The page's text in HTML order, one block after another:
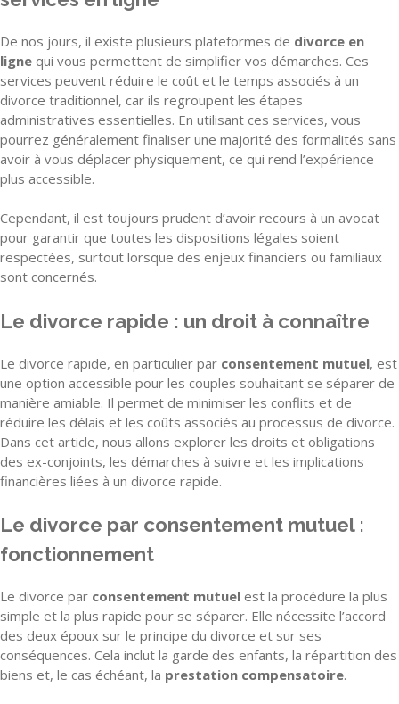
De nos jours, il existe plusieurs plateformes de divorce en
ligne qui vous permettent de simplifier vos démarches. Ces
services peuvent réduire le coût et le temps associés à un
divorce traditionnel, car ils regroupent les étapes
administratives essentielles. En utilisant ces services, vous
pourrez généralement finaliser une majorité des formalités sans
avoir à vous déplacer physiquement, ce qui rend l’expérience
plus accessible.
Cependant, il est toujours prudent d’avoir recours à un avocat
pour garantir que toutes les dispositions légales soient
respectées, surtout lorsque des enjeux financiers ou familiaux
sont concernés.
Le divorce rapide : un droit à connaître
Le divorce rapide, en particulier par consentement mutuel, est
une option accessible pour les couples souhaitant se séparer de
manière amiable. Il permet de minimiser les conflits et de
réduire les délais et les coûts associés au processus de divorce.
Dans cet article, nous allons explorer les droits et obligations
des ex-conjoints, les démarches à suivre et les implications
financières liées à un divorce rapide.
Le divorce par consentement mutuel :
fonctionnement
Le divorce par consentement mutuel est la procédure la plus
simple et la plus rapide pour se séparer. Elle nécessite l’accord
des deux époux sur le principe du divorce et sur ses
conséquences. Cela inclut la garde des enfants, la répartition des
biens et, le cas échéant, la prestation compensatoire.